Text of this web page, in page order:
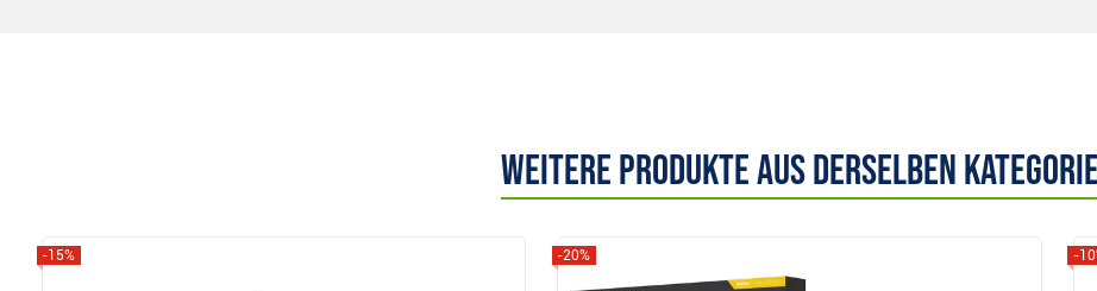
Weitere Produkte aus derselben Kategorie
-15% -20% -